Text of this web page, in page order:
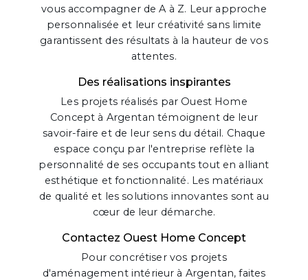
vous accompagner de A à Z. Leur approche
personnalisée et leur créativité sans limite
garantissent des résultats à la hauteur de vos
attentes.
Des réalisations inspirantes
Les projets réalisés par Ouest Home
Concept à Argentan témoignent de leur
savoir-faire et de leur sens du détail. Chaque
espace conçu par l'entreprise reflète la
personnalité de ses occupants tout en alliant
esthétique et fonctionnalité. Les matériaux
de qualité et les solutions innovantes sont au
cœur de leur démarche.
Contactez Ouest Home Concept
Pour concrétiser vos projets
d'aménagement intérieur à Argentan, faites